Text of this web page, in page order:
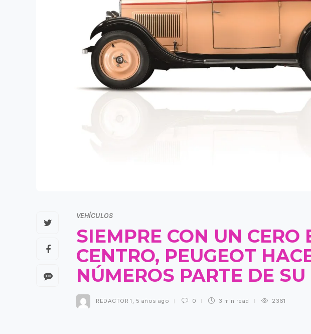
VEHÍCULOS
SIEMPRE CON UN CERO
CENTRO, PEUGEOT
NÚMEROS PARTE DE
REDACTOR 1 , 5 años ago 0 3 min read 2361